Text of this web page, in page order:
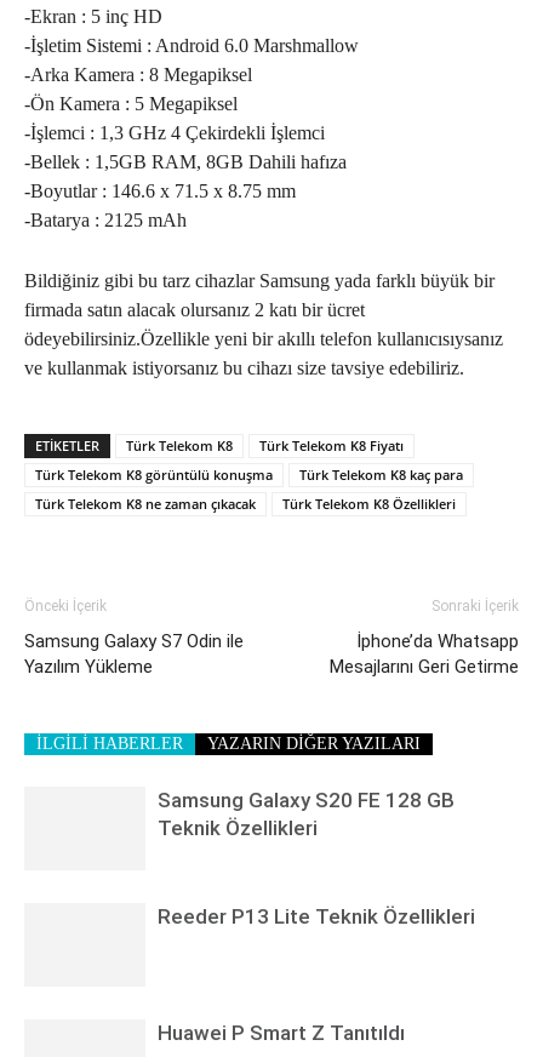
-Ekran : 5 inç HD
-İşletim Sistemi : Android 6.0 Marshmallow
-Arka Kamera : 8 Megapiksel
-Ön Kamera : 5 Megapiksel
-İşlemci : 1,3 GHz 4 Çekirdekli İşlemci
-Bellek : 1,5GB RAM, 8GB Dahili hafıza
-Boyutlar : 146.6 x 71.5 x 8.75 mm
-Batarya : 2125 mAh
Bildiğiniz gibi bu tarz cihazlar Samsung yada farklı büyük bir
firmada satın alacak olursanız 2 katı bir ücret
ödeyebilirsiniz.Özellikle yeni bir akıllı telefon kullanıcısıysanız
ve kullanmak istiyorsanız bu cihazı size tavsiye edebiliriz.
ETIKETLER Türk Telekom K8
Türk Telekom K8 Fiyatı
Türk Telekom K8 görüntülü konuşma
Türk Telekom K8 kaç para
Türk Telekom K8 ne zaman çıkacak
Türk Telekom K8 Özellikleri
Önceki İçerik
Samsung Galaxy S7 Odin ile
Yazılım Yükleme
Sonraki İçerik
İphone’da Whatsapp
Mesajlarını Geri Getirme
İLGİLİ HABERLER YAZARIN DİĞER YAZILARI
Samsung Galaxy S20 FE 128 GB
Teknik Özellikleri
Reeder P13 Lite Teknik Özellikleri
Huawei P Smart Z Tanıtıldı